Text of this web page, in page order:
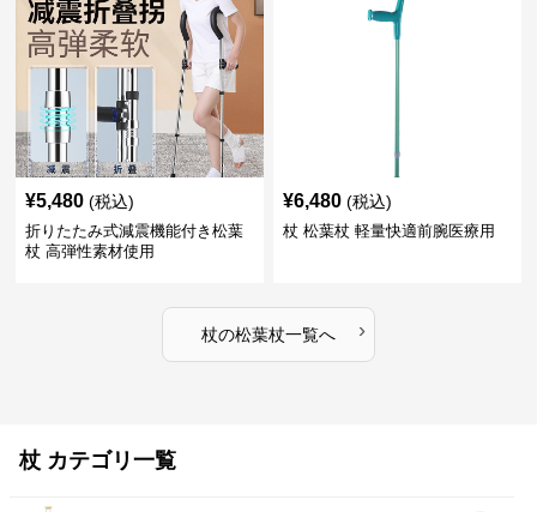
¥5,480 (税込)
折りたたみ式減震機能付き松葉
杖 高弾性素材使用
¥6,480 (税込)
杖 松葉杖 軽量快適前腕医療用
杖の松葉杖一覧へ ›
杖 カテゴリ一覧